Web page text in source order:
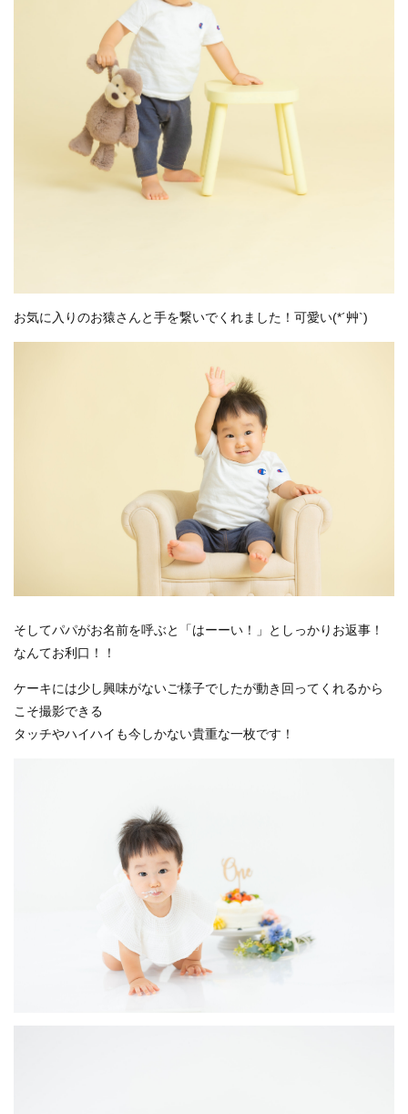
お気に入りのお猿さんと手を繋いでくれました！可愛い(*´艸`)
そしてパパがお名前を呼ぶと「はーーい！」としっかりお返事！
なんてお利口！！
ケーキには少し興味がないご様子でしたが動き回ってくれるから
こそ撮影できる
タッチやハイハイも今しかない貴重な一枚です！